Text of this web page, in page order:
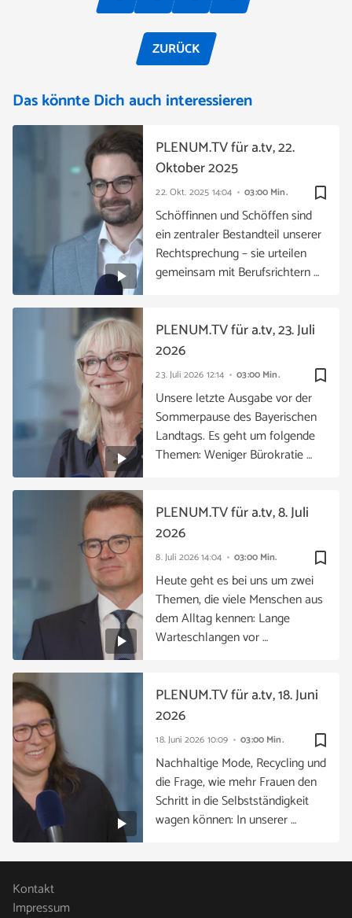
ZURÜCK
Das könnte Dich auch interessieren
bookmark_border
22. Okt. 2025 14:04 03:00 Min.
PLENUM.TV für a.tv, 22.
Oktober 2025
Schöffinnen und Schöffen sind
ein zentraler Bestandteil unserer
Rechtsprechung – sie urteilen
gemeinsam mit Berufsrichtern …
bookmark_border
23. Juli 2026 12:14 03:00 Min.
PLENUM.TV für a.tv, 23. Juli
2026
Unsere letzte Ausgabe vor der
Sommerpause des Bayerischen
Landtags. Es geht um folgende
Themen: Weniger Bürokratie …
bookmark_border
8. Juli 202614:04 03:00 Min.
PLENUM.TV für a.tv, 8. Juli
2026
Heute geht es bei uns um zwei
Themen, die viele Menschen aus
dem Alltag kennen: Lange
Warteschlangen vor …
bookmark_border
18. Juni 2026 10:09 03:00 Min.
PLENUM.TV für a.tv, 18. Juni
2026
Nachhaltige Mode, Recycling und
die Frage, wie mehr Frauen den
Schritt in die Selbstständigkeit
wagen können: In unserer …
Kontakt
Impressum